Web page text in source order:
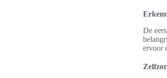
De
ervoor